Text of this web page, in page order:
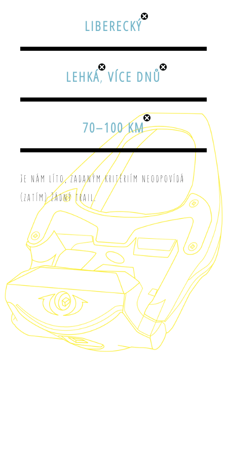
LIBERECKÝ
LEHKÁ, VÍCE DNŮ
70–100 KM
Je nám líto, zadaným kritériím neodpovídá
(zatím) žádný trail.